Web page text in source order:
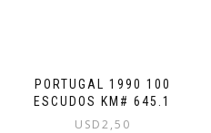
PORTUGAL 1990 100
ESCUDOS KM# 645.1
USD2,50